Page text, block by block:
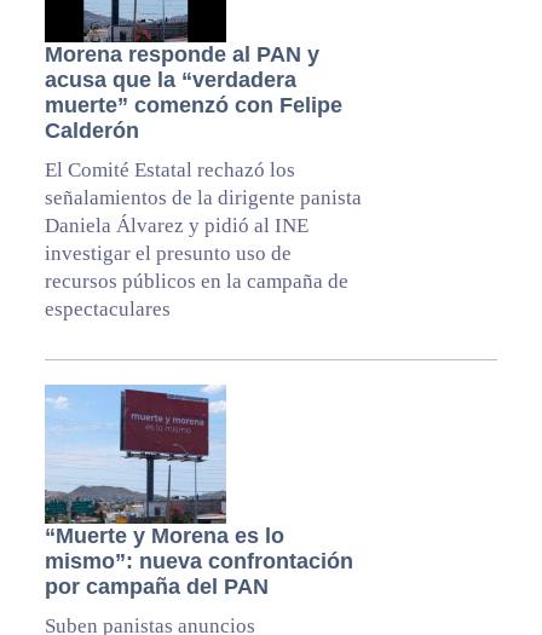
Morena responde al PAN y
acusa que la “verdadera
muerte” comenzó con Felipe
Calderón
El Comité Estatal rechazó los
señalamientos de la dirigente panista
Daniela Álvarez y pidió al INE
investigar el presunto uso de
recursos públicos en la campaña de
espectaculares
“Muerte y Morena es lo
mismo”: nueva confrontación
por campaña del PAN
Suben panistas anuncios